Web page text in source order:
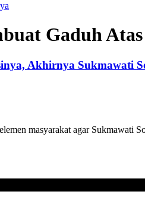
Gaduh
Akhirnya Sukmawati
masyarakat agar Sukmawati